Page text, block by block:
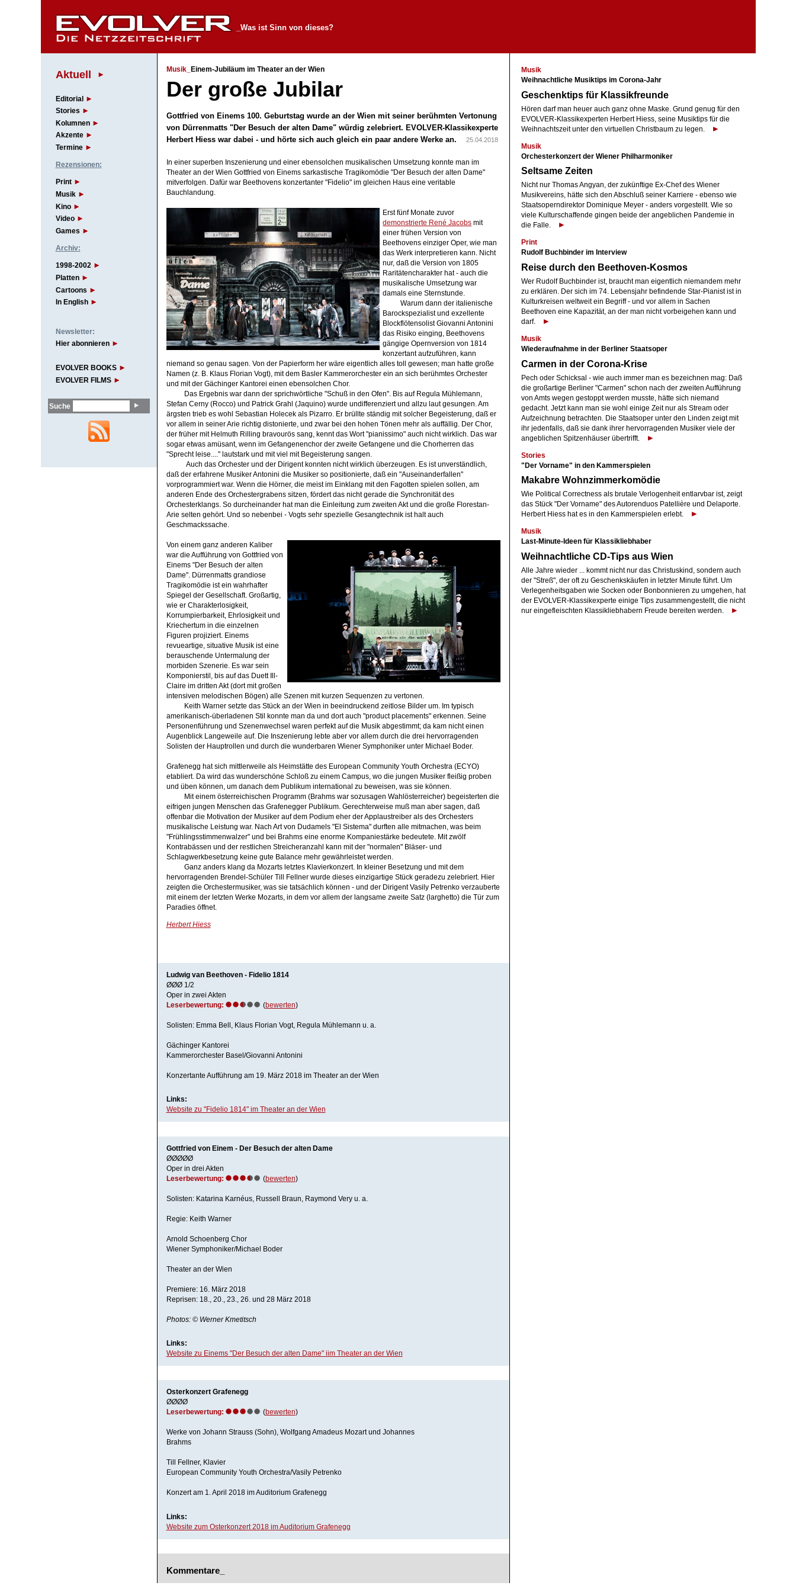
_Was ist Sinn von dieses?
Aktuell
Editorial
Stories
Kolumnen
Akzente
Termine
Rezensionen:
Print
Musik
Kino
Video
Games
Archiv:
1998-2002
Platten
Cartoons
In English
Newsletter:
Hier abonnieren
EVOLVER BOOKS
EVOLVER FILMS
Suche
Musik_ Einem-Jubiläum im Theater an der Wien
Der große Jubilar
Gottfried von Einems 100. Geburtstag wurde an der Wien mit seiner berühmten Vertonung
von Dürrenmatts "Der Besuch der alten Dame" würdig zelebriert. EVOLVER-Klassikexperte
Herbert Hiess war dabei - und hörte sich auch gleich ein paar andere Werke an.
25.04.2018
In einer superben Inszenierung und einer ebensolchen musikalischen Umsetzung konnte man im
Theater an der Wien Gottfried von Einems sarkastische Tragikomödie "Der Besuch der alten Dame"
mitverfolgen. Dafür war Beethovens konzertanter "Fidelio" im gleichen Haus eine veritable
Bauchlandung.
Erst fünf Monate zuvor
demonstrierte René Jacobs mit
einer frühen Version von
Beethovens einziger Oper, wie man
das Werk interpretieren kann. Nicht
nur, daß die Version von 1805
Raritätencharakter hat - auch die
musikalische Umsetzung war
damals eine Sternstunde.
Warum dann der italienische
Barockspezialist und exzellente
Blockflötensolist Giovanni Antonini
das Risiko einging, Beethovens
gängige Opernversion von 1814
konzertant aufzuführen, kann
niemand so genau sagen. Von der Papierform her wäre eigentlich alles toll gewesen; man hatte große
Namen (z. B. Klaus Florian Vogt), mit dem Basler Kammerorchester ein an sich berühmtes Orchester
und mit der Gächinger Kantorei einen ebensolchen Chor.
Das Ergebnis war dann der sprichwörtliche "Schuß in den Ofen". Bis auf Regula Mühlemann,
Stefan Cerny (Rocco) und Patrick Grahl (Jaquino) wurde undifferenziert und allzu laut gesungen. Am
ärgsten trieb es wohl Sebastian Holecek als Pizarro. Er brüllte ständig mit solcher Begeisterung, daß er
vor allem in seiner Arie richtig distonierte, und zwar bei den hohen Tönen mehr als auffällig. Der Chor,
der früher mit Helmuth Rilling bravourös sang, kennt das Wort "pianissimo" auch nicht wirklich. Das war
sogar etwas amüsant, wenn im Gefangenenchor der zweite Gefangene und die Chorherren das
"Sprecht leise...." lautstark und mit viel mit Begeisterung sangen.
Auch das Orchester und der Dirigent konnten nicht wirklich überzeugen. Es ist unverständlich,
daß der erfahrene Musiker Antonini die Musiker so positionierte, daß ein "Auseinanderfallen"
vorprogrammiert war. Wenn die Hörner, die meist im Einklang mit den Fagotten spielen sollen, am
anderen Ende des Orchestergrabens sitzen, fördert das nicht gerade die Synchronität des
Orchesterklangs. So durcheinander hat man die Einleitung zum zweiten Akt und die große Florestan-
Arie selten gehört. Und so nebenbei - Vogts sehr spezielle Gesangtechnik ist halt auch
Geschmackssache.
Von einem ganz anderen Kaliber
war die Aufführung von Gottfried von
Einems "Der Besuch der alten
Dame". Dürrenmatts grandiose
Tragikomödie ist ein wahrhafter
Spiegel der Gesellschaft. Großartig,
wie er Charakterlosigkeit,
Korrumpierbarkeit, Ehrlosigkeit und
Kriechertum in die einzelnen
Figuren projiziert. Einems
revueartige, situative Musik ist eine
berauschende Untermalung der
morbiden Szenerie. Es war sein
Komponierstil, bis auf das Duett Ill-
Claire im dritten Akt (dort mit großen
intensiven melodischen Bögen) alle Szenen mit kurzen Sequenzen zu vertonen.
Keith Warner setzte das Stück an der Wien in beeindruckend zeitlose Bilder um. Im typisch
amerikanisch-überladenen Stil konnte man da und dort auch "product placements" erkennen. Seine
Personenführung und Szenenwechsel waren perfekt auf die Musik abgestimmt; da kam nicht einen
Augenblick Langeweile auf. Die Inszenierung lebte aber vor allem durch die drei hervorragenden
Solisten der Hauptrollen und durch die wunderbaren Wiener Symphoniker unter Michael Boder.
Grafenegg hat sich mittlerweile als Heimstätte des European Community Youth Orchestra (ECYO)
etabliert. Da wird das wunderschöne Schloß zu einem Campus, wo die jungen Musiker fleißig proben
und üben können , um danach dem Publikum international zu beweisen, was sie können.
Mit einem österreichischen Programm (Brahms war sozusagen Wahlösterreicher) begeisterten die
eifrigen jungen Menschen das Grafenegger Publikum. Gerechterweise muß man aber sagen, daß
offenbar die Motivation der Musiker auf dem Podium eher der Applaustreiber als des Orchesters
musikalische Leistung war. Nach Art von Dudamels "El Sistema" durften alle mitmachen, was beim
"Frühlingsstimmenwalzer" und bei Brahms eine enorme Kompaniestärke bedeutete. Mit zwölf
Kontrabässen und der restlichen Streicheranzahl kann mit der "normalen" Bläser- und
Schlagwerkbesetzung keine gute Balance mehr gewährleistet werden.
Ganz anders klang da Mozarts letztes Klavierkonzert. In kleiner Besetzung und mit dem
hervorragenden Brendel-Schüler Till Fellner wurde dieses einzigartige Stück geradezu zelebriert. Hier
zeigten die Orchestermusiker, was sie tatsächlich können - und der Dirigent Vasily Petrenko verzauberte
mit einem der letzten Werke Mozarts, in dem vor allem der langsame zweite Satz (larghetto) die Tür zum
Paradies öffnet.
Herbert Hiess
Ludwig van Beethoven - Fidelio 1814
ØØØ 1/2
Oper in zwei Akten
Leserbewertung: (bewerten)
Solisten: Emma Bell, Klaus Florian Vogt, Regula Mühlemann u. a.
Gächinger Kantorei
Kammerorchester Basel/Giovanni Antonini
Konzertante Aufführung am 19. März 2018 im Theater an der Wien
Links:
Website zu "Fidelio 1814" im Theater an der Wien
Gottfried von Einem - Der Besuch der alten Dame
ØØØØØ
Oper in drei Akten
Leserbewertung: (bewerten)
Solisten: Katarina Karnéus, Russell Braun, Raymond Very u. a.
Regie: Keith Warner
Arnold Schoenberg Chor
Wiener Symphoniker/Michael Boder
Theater an der Wien
Premiere: 16. März 2018
Reprisen: 18., 20., 23., 26. und 28 März 2018
Photos: © Werner Kmetitsch
Links:
Website zu Einems "Der Besuch der alten Dame" iim Theater an der Wien
Osterkonzert Grafenegg
ØØØØ
Leserbewertung: (bewerten)
Werke von Johann Strauss (Sohn), Wolfgang Amadeus Mozart und Johannes
Brahms
Till Fellner, Klavier
European Community Youth Orchestra/Vasily Petrenko
Konzert am 1. April 2018 im Auditorium Grafenegg
Links:
Website zum Osterkonzert 2018 im Auditorium Grafenegg
Kommentare_
Musik
Weihnachtliche Musiktips im Corona-Jahr
Geschenktips für Klassikfreunde
Hören darf man heuer auch ganz ohne Maske. Grund genug für den
EVOLVER-Klassikexperten Herbert Hiess, seine Musiktips für die
Weihnachtszeit unter den virtuellen Christbaum zu legen.
Musik
Orchesterkonzert der Wiener Philharmoniker
Seltsame Zeiten
Nicht nur Thomas Angyan, der zukünftige Ex-Chef des Wiener
Musikvereins, hätte sich den Abschluß seiner Karriere - ebenso wie
Staatsoperndirektor Dominique Meyer - anders vorgestellt. Wie so
viele Kulturschaffende gingen beide der angeblichen Pandemie in
die Falle.
Print
Rudolf Buchbinder im Interview
Reise durch den Beethoven-Kosmos
Wer Rudolf Buchbinder ist, braucht man eigentlich niemandem mehr
zu erklären. Der sich im 74. Lebensjahr befindende Star-Pianist ist in
Kulturkreisen weltweit ein Begriff - und vor allem in Sachen
Beethoven eine Kapazität, an der man nicht vorbeigehen kann und
darf.
Musik
Wiederaufnahme in der Berliner Staatsoper
Carmen in der Corona-Krise
Pech oder Schicksal - wie auch immer man es bezeichnen mag: Daß
die großartige Berliner "Carmen" schon nach der zweiten Aufführung
von Amts wegen gestoppt werden musste, hätte sich niemand
gedacht. Jetzt kann man sie wohl einige Zeit nur als Stream oder
Aufzeichnung betrachten. Die Staatsoper unter den Linden zeigt mit
ihr jedenfalls, daß sie dank ihrer hervorragenden Musiker viele der
angeblichen Spitzenhäuser übertrifft.
Stories
"Der Vorname" in den Kammerspielen
Makabre Wohnzimmerkomödie
Wie Political Correctness als brutale Verlogenheit entlarvbar ist, zeigt
das Stück "Der Vorname" des Autorenduos Patellière und Delaporte.
Herbert Hiess hat es in den Kammerspielen erlebt.
Musik
Last-Minute-Ideen für Klassikliebhaber
Weihnachtliche CD-Tips aus Wien
Alle Jahre wieder ... kommt nicht nur das Christuskind, sondern auch
der "Streß", der oft zu Geschenkskäufen in letzter Minute führt. Um
Verlegenheitsgaben wie Socken oder Bonbonnieren zu umgehen, hat
der EVOLVER-Klassikexperte einige Tips zusammengestellt, die nicht
nur eingefleischten Klassikliebhabern Freude bereiten werden.